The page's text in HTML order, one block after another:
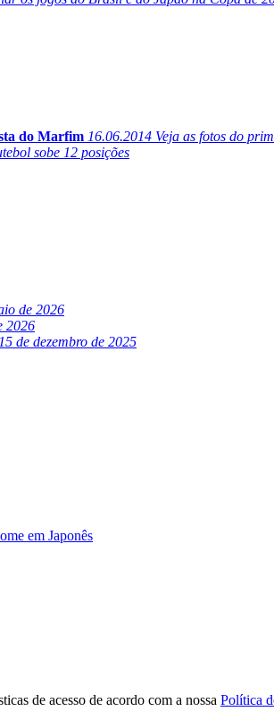
do Marfim 16.06.2014 Veja as fotos do
sobe 12 posições
de 2026
2026
de dezembro de 2025
em Japonês
de acesso de acordo com a nossa Política